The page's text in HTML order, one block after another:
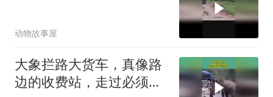
动物故事屋
大象拦路大货车，真像路
边的收费站，走过必须得